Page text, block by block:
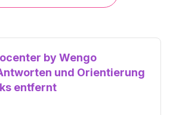
by Wengo
und Orientierung
entfernt